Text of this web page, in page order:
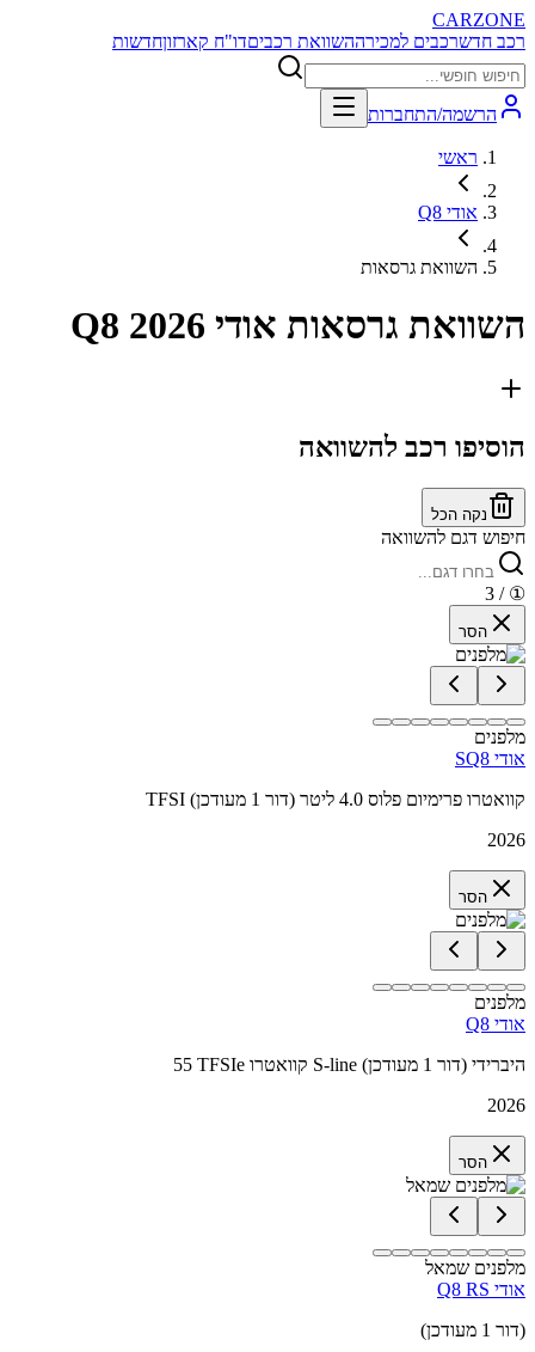
CARZONE
רכב חדשרכבים למכירההשוואת רכביםדו"ח קארזוןחדשות
הרשמה/התחברות
ראשי
אודי Q8
השוואת גרסאות
השוואת גרסאות אודי Q8 2026
הוסיפו רכב להשוואה
נקה הכל
חיפוש דגם להשוואה
①
/ 3
הסר
מלפנים
אודי SQ8
TFSI קוואטרו פרימיום פלוס 4.0 ליטר (דור 1 מעודכן)
2026
הסר
מלפנים
אודי Q8
55 TFSIe קוואטרו S-line היברידי (דור 1 מעודכן)
2026
הסר
מלפנים שמאל
אודי Q8 RS
(דור 1 מעודכן)